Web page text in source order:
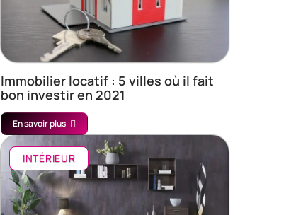
Immobilier locatif : 5 villes où il fait
bon investir en 2021
En savoir plus
INTÉRIEUR